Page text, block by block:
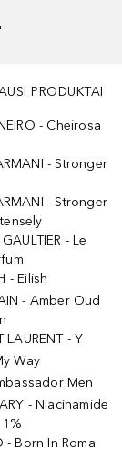
PRODUKTAI
- Cheirosa
- Stronger
- Stronger
- Le
- Eilish
- Amber Oud
LAURENT - Y
Way
Men
- Niacinamide
- Born In Roma